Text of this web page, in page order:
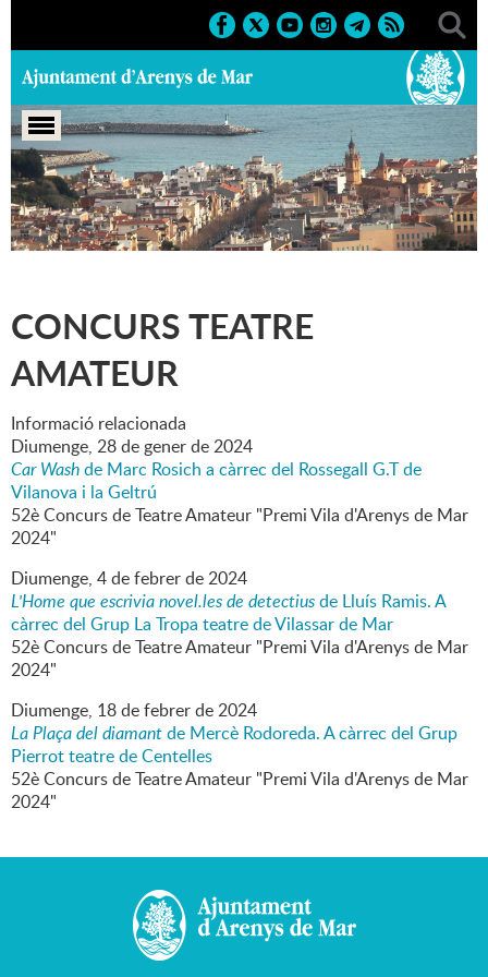
Portada > Marcs > 2024 > Culturals > Concurs teatre
amateur
CONCURS TEATRE
AMATEUR
Informació relacionada
Diumenge, 28de generde2024
Car Washde Marc Rosich a càrrec del Rossegall G.T de
Vilanova i la Geltrú
52è Concurs de Teatre Amateur "Premi Vila d'Arenys de Mar
2024"
Diumenge, 4defebrerde2024
L'Home que escrivia novel.les de detectiusde Lluís Ramis. A
càrrec del Grup La Tropa teatre de Vilassar de Mar
52è Concurs de Teatre Amateur "Premi Vila d'Arenys de Mar
2024"
Diumenge, 18defebrerde2024
La Plaça del diamantde Mercè Rodoreda. A càrrec del Grup
Pierrot teatre de Centelles
52è Concurs de Teatre Amateur "Premi Vila d'Arenys de Mar
2024"